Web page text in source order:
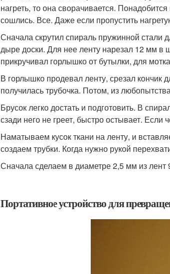
нагреть, то она сворачивается.
сошлись. Все. Даже если пропустить
Сначала скрутил спираль пружинной стали
дыре доски. Для нее ленту нарезал 12 мм в
прикручивал горлышко от бутылки, для
В горлышко продевал ленту, срезал кончик
получилась трубочка. Потом, из
Брусок легко достать и подготовить. В
сзади него не греет, быстро остывает. Если
Наматываем кусок ткани на ленту, и
создаем трубки. Когда нужно рукой
Сначала сделаем в диаметре 2,5 мм из
Портативное устройство для